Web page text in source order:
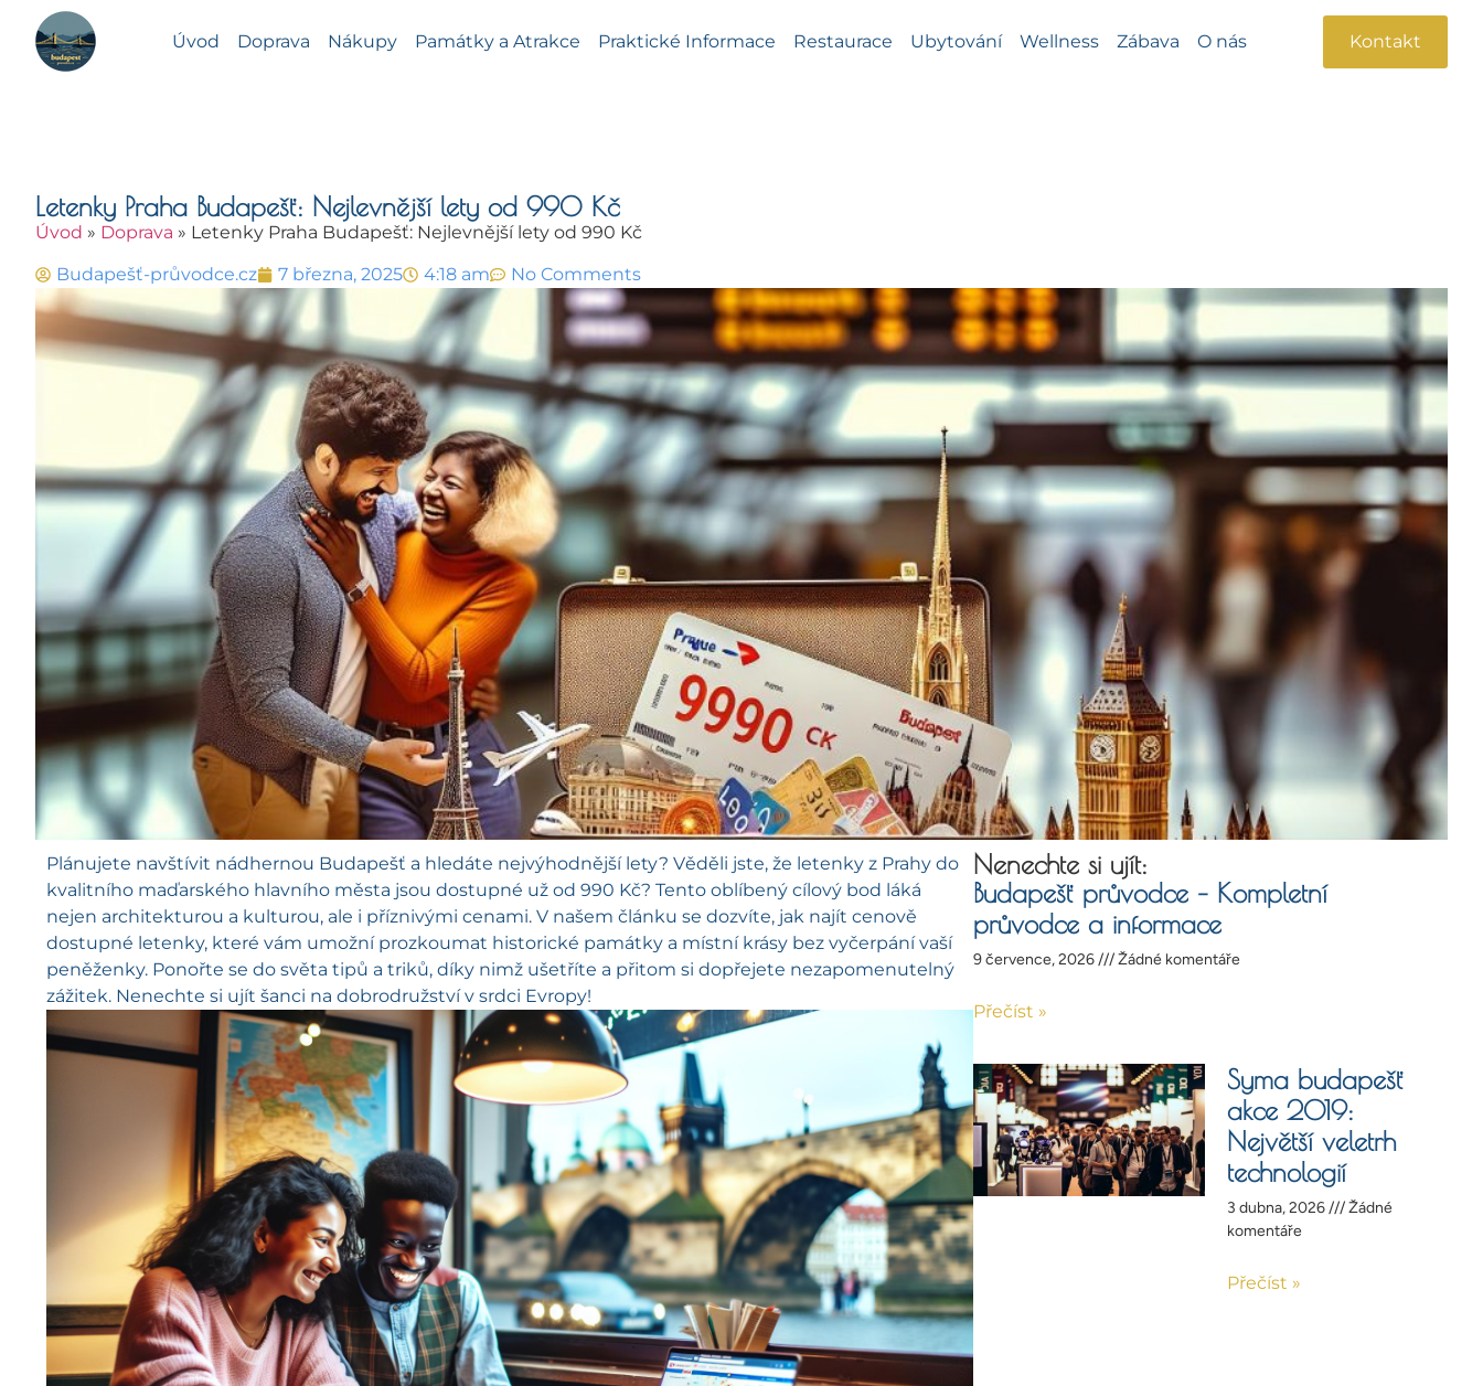
Úvod Doprava Nákupy Památky a Atrakce Praktické Informace Restaurace Ubytování Wellness Zábava O nás Kontakt
Letenky Praha Budapešť: Nejlevnější lety od 990 Kč
Úvod » Doprava » Letenky Praha Budapešť: Nejlevnější lety od 990 Kč
Budapešť-průvodce.cz 7 března, 2025 4:18 am No Comments
Plánujete navštívit nádhernou Budapešť a hledáte nejvýhodnější lety? Věděli jste, že letenky z Prahy do
kvalitního maďarského hlavního města jsou dostupné už od 990 Kč? Tento oblíbený cílový bod láká
nejen architekturou a kulturou, ale i příznivými cenami. V našem článku se dozvíte, jak najít cenově
dostupné letenky, které vám umožní prozkoumat historické památky a místní krásy bez vyčerpání vaší
peněženky. Ponořte se do světa tipů a triků, díky nimž ušetříte a přitom si dopřejete nezapomenutelný
zážitek. Nenechte si ujít šanci na dobrodružství v srdci Evropy!
Nenechte si ujít:
Budapešť průvodce – Kompletní
průvodce a informace
9 července, 2026 Žádné komentáře
Přečíst »
Syma budapešť
akce 2019:
Největší veletrh
technologií
3 dubna, 2026
Žádné
komentáře
Přečíst »